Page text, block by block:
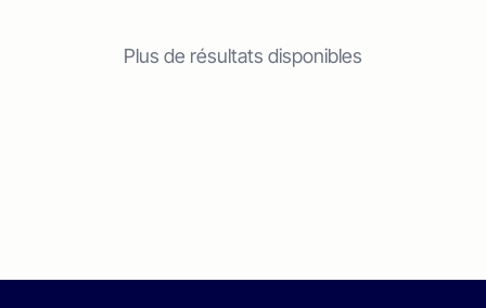
Plus de résultats disponibles